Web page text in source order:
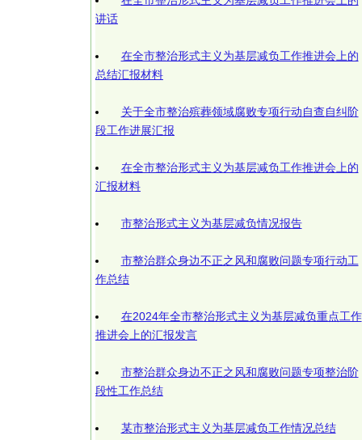
讲话
在全市整治形式主义为基层减负工作推进会上的
总结汇报材料
关于全市整治殡葬领域腐败专项行动自查自纠阶
段工作进展汇报
在全市整治形式主义为基层减负工作推进会上的
汇报材料
市整治形式主义为基层减负情况报告
市整治群众身边不正之风和腐败问题专项行动工
作总结
在2024年全市整治形式主义为基层减负重点工作
推进会上的汇报发言
市整治群众身边不正之风和腐败问题专项整治阶
段性工作总结
某市整治形式主义为基层减负工作情况总结